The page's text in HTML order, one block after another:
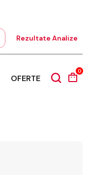
Rezultate Analize
OFERTE
0